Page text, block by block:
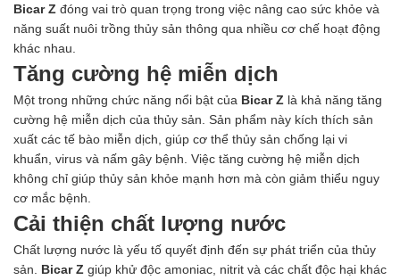
Chống thấm sika
Silicone Dow Corning
Silicone KCC
Silicone Apollo
Silicone Kingbond
Silicone Shinetsu
Keo Silicone
Hóa chất khác
Giới Thiệu
Đối tác
Quy trình sản xuất
Tin tức
VMC GROUP
Ngành Hóa Chất
Bicar Z đóng vai trò quan trọng trong việc nâng cao sức khỏe và
năng suất nuôi trồng thủy sản thông qua nhiều cơ chế hoạt động
khác nhau.
Tăng cường hệ miễn dịch
Một trong những chức năng nổi bật của Bicar Z là khả năng tăng
cường hệ miễn dịch của thủy sản. Sản phẩm này kích thích sản
xuất các tế bào miễn dịch, giúp cơ thể thủy sản chống lại vi
khuẩn, virus và nấm gây bệnh. Việc tăng cường hệ miễn dịch
không chỉ giúp thủy sản khỏe mạnh hơn mà còn giảm thiểu nguy
cơ mắc bệnh.
Cải thiện chất lượng nước
Chất lượng nước là yếu tố quyết định đến sự phát triển của thủy
sản. Bicar Z giúp khử độc amoniac, nitrit và các chất độc hại khác